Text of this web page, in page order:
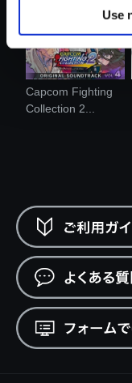
Use
Capcom Fighting
Collection 2...